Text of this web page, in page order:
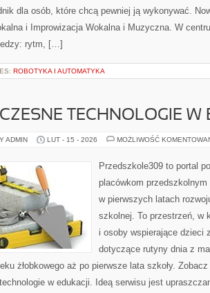
dla osób, które chcą pewniej ją wykonywać.
i Improwizacja Wokalna i Muzyczna. W
rytm, […]
ROBOTYKA I AUTOMATYKA
TECHNOLOGIE W
ADMIN LUT - 15 - 2026 MOŻLIWOŚĆ
Przedszkole309 to portal
placówkom
w pierwszych latach
szkolnej. To przestrzeń, w
i osoby wspierające dzieci
dotyczące rutyny dnia z
żłobkowego aż po pierwsze lata szkoły.
w edukacji. Ideą serwisu jest